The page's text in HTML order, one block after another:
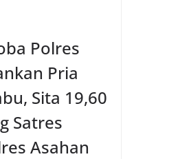
Polres
Pria
Sita 19,60
Satres
Asahan